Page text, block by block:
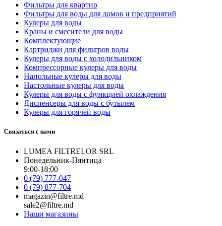
Фильтры для квартир
Фильтры для воды для домов и предприятий
Кулеры для воды
Краны и смесители для воды
Комплектующие
Картриджи для фильтров воды
Кулеры для воды с холодильником
Компрессорные кулеры для воды
Напольные кулеры для воды
Настольные кулеры для воды
Кулеры для воды с функцией охлаждения
Диспенсеры для воды с бутылем
Кулеры для горячей воды
Связаться с нами
LUMEA FILTRELOR SRL
Понедельник-Пянтица
9:00-18:00
0 (79) 777-047
0 (79) 877-704
magazin@filtre.md
sale2@filtre.md
Наши магазины